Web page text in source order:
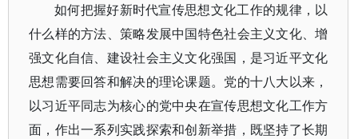
如何把握好新时代宣传思想文化工作的规律，以
什么样的方法、策略发展中国特色社会主义文化、增
强文化自信、建设社会主义文化强国，是习近平文化
思想需要回答和解决的理论课题。党的十八大以来，
以习近平同志为核心的党中央在宣传思想文化工作方
面，作出一系列实践探索和创新举措，既坚持了长期